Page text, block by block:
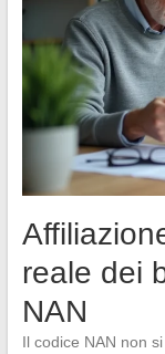
reale dei
NAN
Il codice NAN non